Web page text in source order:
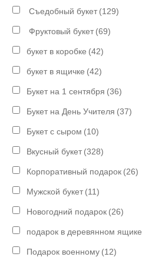
Съедобный букет (129)
Фруктовый букет (69)
букет в коробке (42)
букет в ящичке (42)
Букет на 1 сентября (36)
Букет на День Учителя (37)
Букет с сыром (10)
Вкусный букет (328)
Корпоративный подарок (26)
Мужской букет (11)
Новогодний подарок (26)
подарок в деревянном ящике
Подарок военному (12)